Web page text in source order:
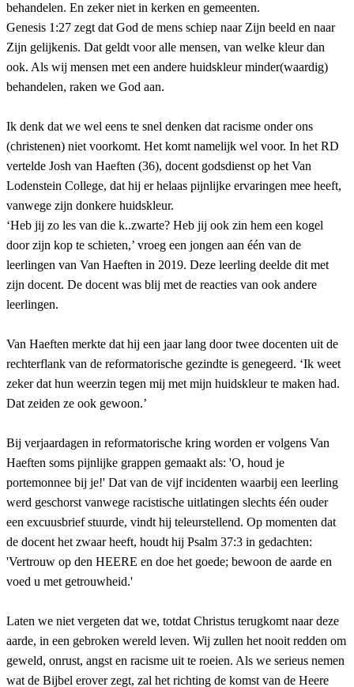
behandelen. En zeker niet in kerken en gemeenten.
Genesis 1:27 zegt dat God de mens schiep naar Zijn beeld en naar
Zijn gelijkenis. Dat geldt voor alle mensen, van welke kleur dan
ook. Als wij mensen met een andere huidskleur minder(waardig)
behandelen, raken we God aan.
Ik denk dat we wel eens te snel denken dat racisme onder ons
(christenen) niet voorkomt. Het komt namelijk wel voor. In het RD
vertelde Josh van Haeften (36), docent godsdienst op het Van
Lodenstein College, dat hij er helaas pijnlijke ervaringen mee heeft,
vanwege zijn donkere huidskleur.
‘Heb jij zo les van die k..zwarte? Heb jij ook zin hem een kogel
door zijn kop te schieten,’ vroeg een jongen aan één van de
leerlingen van Van Haeften in 2019. Deze leerling deelde dit met
zijn docent. De docent was blij met de reacties van ook andere
leerlingen.
Van Haeften merkte dat hij een jaar lang door twee docenten uit de
rechterflank van de reformatorische gezindte is genegeerd. ‘Ik weet
zeker dat hun weerzin tegen mij met mijn huidskleur te maken had.
Dat zeiden ze ook gewoon.’
Bij verjaardagen in reformatorische kring worden er volgens Van
Haeften soms pijnlijke grappen gemaakt als: 'O, houd je
portemonnee bij je!' Dat van de vijf incidenten waarbij een leerling
werd geschorst vanwege racistische uitlatingen slechts één ouder
een excuusbrief stuurde, vindt hij teleurstellend. Op momenten dat
de docent het zwaar heeft, houdt hij Psalm 37:3 in gedachten:
'Vertrouw op den HEERE en doe het goede; bewoon de aarde en
voed u met getrouwheid.'
Laten we niet vergeten dat we, totdat Christus terugkomt naar deze
aarde, in een gebroken wereld leven. Wij zullen het nooit redden om
geweld, onrust, angst en racisme uit te roeien. Als we serieus nemen
wat de Bijbel erover zegt, zal het richting de komst van de Heere